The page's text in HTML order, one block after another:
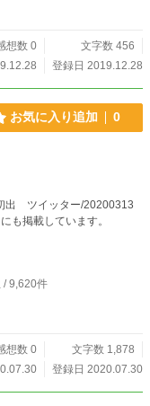
想数 0
文字数 456
登録日 2019.12.28
お気に入り追加 0
も掲載しています。
/ 9,620件
想数 0
文字数 1,878
登録日 2020.07.30